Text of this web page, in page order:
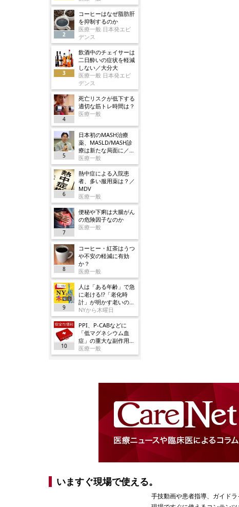
2
コーヒーはなぜ脂肪肝
を抑制するのか
医療一般 日本発エビ
デンス
3
飲酒中のチェイサーは
二日酔いの症状を軽減
しない／大分大
医療一般 日本発エビ
デンス
4
死亡リスクが低下する
適切な筋トレ時間は？
医療一般
5
日本初のMASH治療
薬、MASLD/MASH診
療は新たな局面に／ノ
ボ
医療一般
6
熱中症による入院患
者、多い服用薬は？／
MDV
医療一般
7
便秘や下痢は大腸がん
の危険因子なのか
医療一般
8
コーヒー・紅茶はうつ
や不安の軽減に有効
か？
医療一般
9
人は「ある年齢」で急
に老ける!?「老化時
計」が明かす老いの正
体
NYから木曜日
10
PPI、P-CABなどに
「低マグネシウム血
症」の重大な副作用追
加／厚労省
医療一般
いますぐ現場で使える。
手技動画や患者指導、ガイド